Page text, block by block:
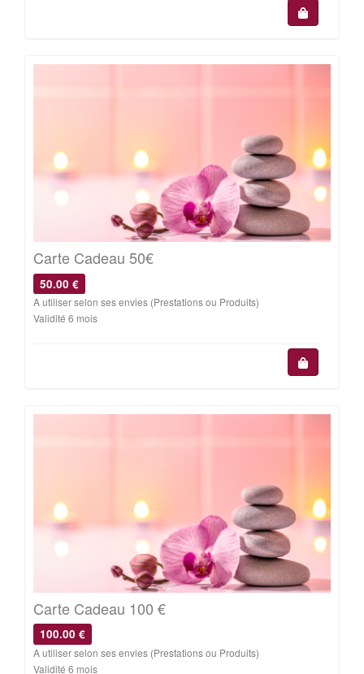
Carte Cadeau 50€
50.00 €
A utiliser selon ses envies (Prestations ou Produits)
Validité 6 mois
Carte Cadeau 100 €
100.00 €
A utiliser selon ses envies (Prestations ou Produits)
Validité 6 mois